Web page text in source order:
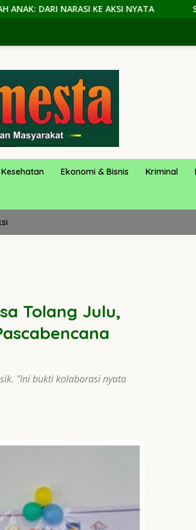
Siswi PKL Jadi Korban
Kesehatan Ekonomi & Bisnis Kriminal
Tolang Julu,
"Ini bukti kolaborasi nyata